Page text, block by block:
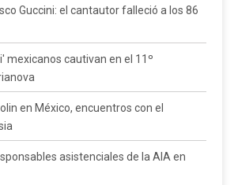
Guccini: el cantautor falleció a los 86
mexicanos cautivan en el 11º
en México, encuentros con el
asistenciales de la AIA en